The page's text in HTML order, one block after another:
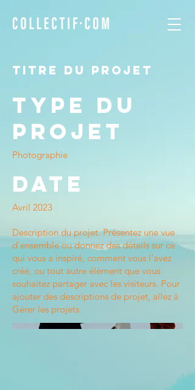
Titre du projet
Type du
projet
Photographie
Date
Avril 2023
Description du projet. Présentez une vue
d'ensemble ou donnez des détails sur ce
qui vous a inspiré, comment vous l'avez
créé, ou tout autre élément que vous
souhaitez partager avec les visiteurs. Pour
ajouter des descriptions de projet, allez à
Gérer les projets.